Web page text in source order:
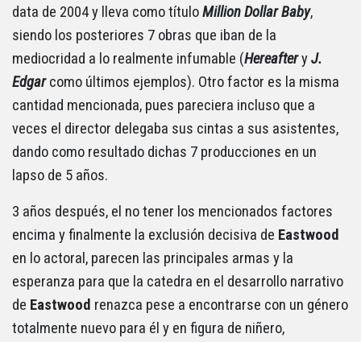
data de 2004 y lleva como títuloMillion Dollar Baby,
siendo los posteriores 7 obras que iban de la
mediocridad a lo realmente infumable (HereafteryJ.
Edgarcomo últimos ejemplos). Otro factor es la misma
cantidad mencionada, pues pareciera incluso que a
veces el director delegaba sus cintas a sus asistentes,
dando como resultado dichas 7 producciones en un
lapso de 5 años.
3 años después, el no tener los mencionados factores
encima y finalmente la exclusión decisiva de Eastwood
en lo actoral, parecen las principales armas y la
esperanza para que la catedra en el desarrollo narrativo
de Eastwood renazca pese a encontrarse con un género
totalmente nuevo para él y en figura de niñero,